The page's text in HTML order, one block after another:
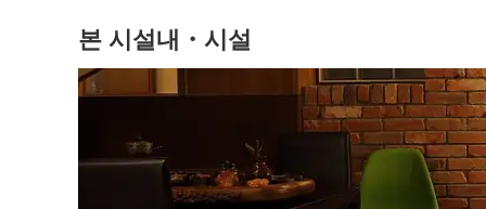
본 시설내・시설